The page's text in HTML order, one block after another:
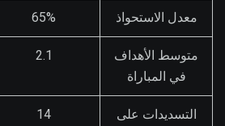
معدل الاستحواذ 65%
متوسط الأهداف
في المباراة
2.1
التسديدات على
14